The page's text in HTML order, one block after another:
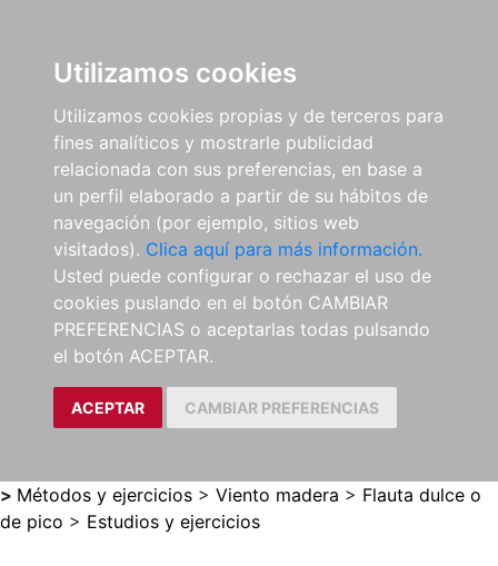
Utilizamos cookies
Utilizamos cookies propias y de terceros para
fines analíticos y mostrarle publicidad
relacionada con sus preferencias, en base a
un perfil elaborado a partir de su hábitos de
navegación (por ejemplo, sitios web
visitados). Clica aquí para más información.
Usted puede configurar o rechazar el uso de
cookies puslando en el botón CAMBIAR
PREFERENCIAS o aceptarlas todas pulsando
el botón ACEPTAR.
ACEPTAR CAMBIAR PREFERENCIAS
> Métodos y ejercicios > Viento madera > Flauta dulce o
de pico > Estudios y ejercicios